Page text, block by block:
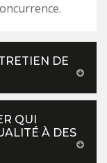
DE
QUI
À DES